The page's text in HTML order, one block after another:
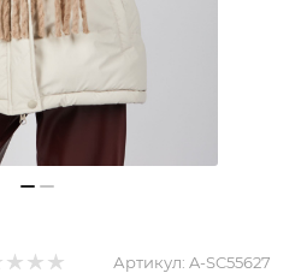
Артикул: A-SC55627